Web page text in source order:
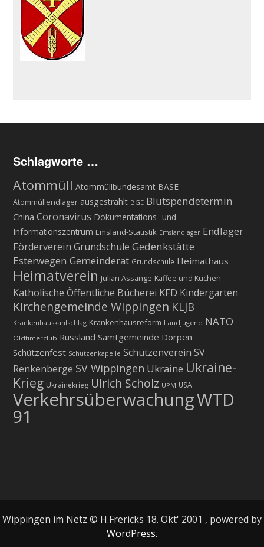
Schlagworte …
Atommüll Atommüllbundesamt BASE
Atommüllendlager ausgestrahlt BGE Blutspendetermin
China Coronavirus Dokumentations- und
Informationszentrum Emsland-Statistik Emslandlager Endlager
Förderverein Grundschule Gedenkstätte
Esterwegen Gemeinderat Grundschule Heimathaus
Heimatverein Julian Assange Kaffee und Kuchen
Katholische Öffentliche Bücherei KFD Kindergarten
Kirchengemeinde Wippingen KLJB
Krankenhauskahlschlag Krankenhausreform Landjugend NATO
Oldtimerclub Russland Samtgemeinde Dörpen
Schützenfest Schützenkapelle Schützenverein SV
Renkenberge SV Wippingen Ukraine Ukraine-
Krieg Ukrainekrieg Ulrich Scholz UPM USA
VerkehrsüberwachungWTD
91
Wippingen im Netz © H.Frericks 18. Okt' 2001 , powered by
WordPress.